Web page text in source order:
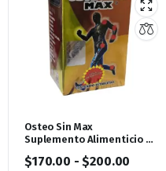
Osteo Sin Max
Suplemento Alimenticio –
Tabletas
$170.00 -$200.00